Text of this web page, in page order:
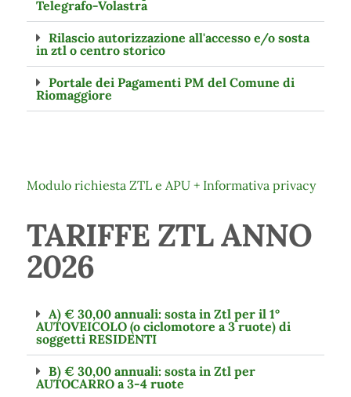
Telegrafo-Volastra
Rilascio autorizzazione all'accesso e/o sosta
in ztl o centro storico
Portale dei Pagamenti PM del Comune di
Riomaggiore
Modulo richiesta ZTL e APU + Informativa privacy
TARIFFE ZTL ANNO
2026
A) € 30,00 annuali: sosta in Ztl per il 1°
AUTOVEICOLO (o ciclomotore a 3 ruote) di
soggetti RESIDENTI
B) € 30,00 annuali: sosta in Ztl per
AUTOCARRO a 3-4 ruote